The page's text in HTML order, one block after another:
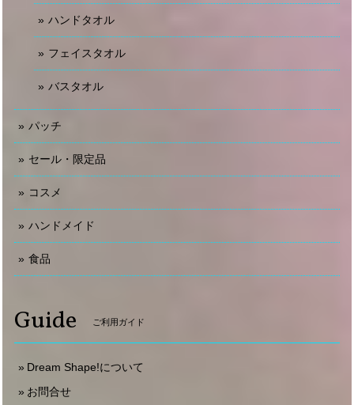
ハンドタオル
フェイスタオル
バスタオル
パッチ
セール・限定品
コスメ
ハンドメイド
食品
Guide ご利用ガイド
Dream Shape!について
お問合せ